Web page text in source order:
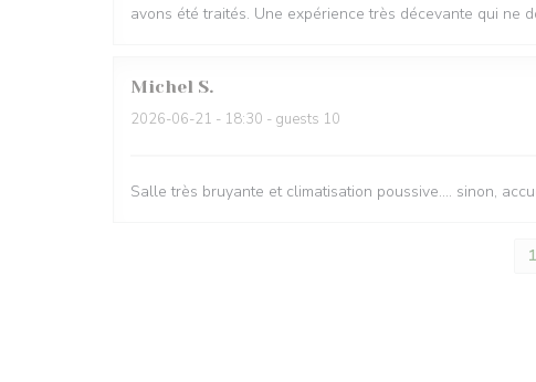
avons été traités. Une expérience très décevante qui ne
Michel S
2026-06-21 - 18:30 - guests 10
Salle très bruyante et climatisation poussive.... sinon,
1